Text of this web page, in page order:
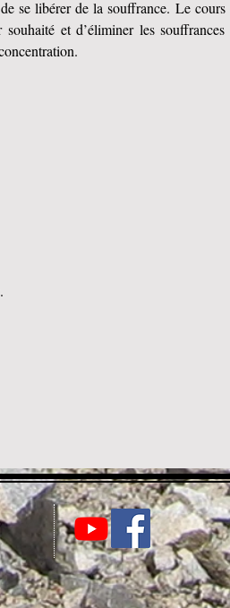
se libérer de la souffrance. Le cours
et d’éliminer les souffrances